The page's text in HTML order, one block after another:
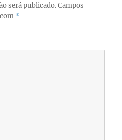
será publicado. Campos
*